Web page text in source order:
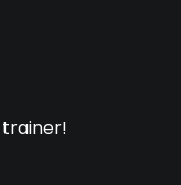
trainer!